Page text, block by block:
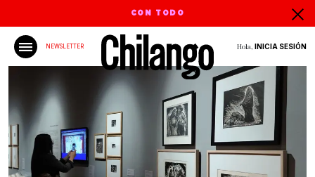
CON TODO
NEWSLETTER Hola, INICIA SESIÓN